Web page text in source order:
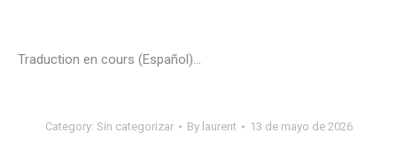
Traduction en cours (Español)…
Category: Sin categorizar By laurent 13 de mayo de 2026